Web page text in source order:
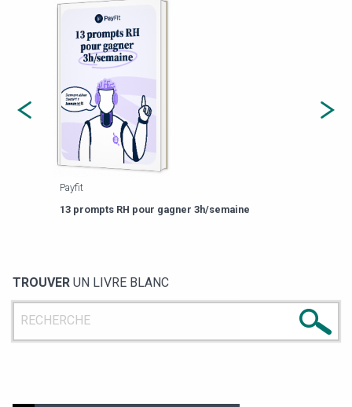
Payfit
13 prompts RH pour gagner 3h/semaine
TROUVER UN LIVRE BLANC